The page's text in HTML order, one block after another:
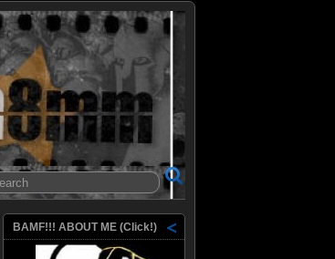
BAMF!!! ABOUT ME (Click!)